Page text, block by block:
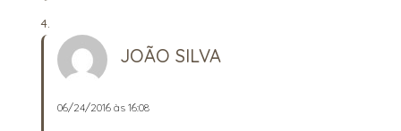
JOÃO SILVA
06/24/2016 às 16:08